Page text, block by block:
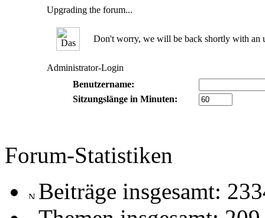
Upgrading the forum...
Don't worry, we will be back shortly with an
Administrator-Login
Benutzername:
Sitzungslänge in Minuten:
Forum-Statistiken
Beiträge insgesamt: